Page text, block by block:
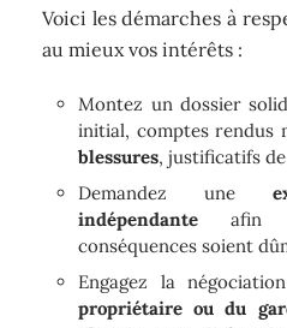
Voici les démarches à
au mieux vos intérêts :
Montez un dossier
initial, comptes rendus
blessures, justificatifs
Demandez une
indépendante afin
conséquences soient
Engagez la
propriétaire ou du